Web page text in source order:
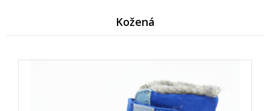
Kožen